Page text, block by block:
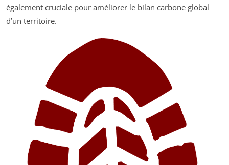
également cruciale pour améliorer le bilan carbone global
d’un territoire.